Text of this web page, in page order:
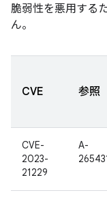
脆弱性を悪用する
ん。
CVE 参照
CVE-
2023-
21229
A-